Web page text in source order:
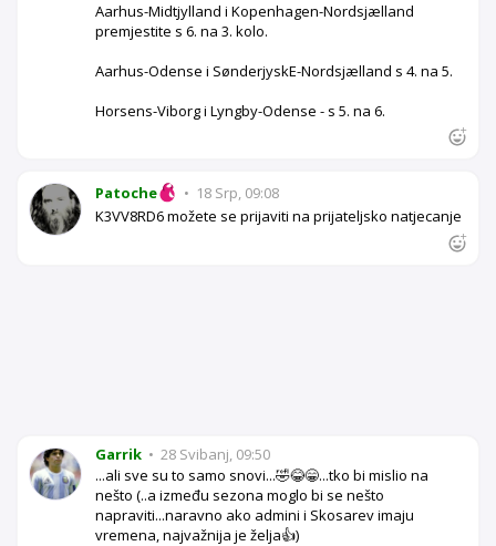
Aarhus-Midtjylland i Kopenhagen-Nordsjælland
premjestite s 6. na 3. kolo.
Aarhus-Odense i SønderjyskE-Nordsjælland s 4. na 5.
Horsens-Viborg i Lyngby-Odense - s 5. na 6.
Patoche • 18 Srp, 09:08
K3VV8RD6 možete se prijaviti na prijateljsko natjecanje
Garrik • 28 Svibanj, 09:50
...ali sve su to samo snovi...🤣😂😁...tko bi mislio na
nešto (..a između sezona moglo bi se nešto
napraviti...naravno ako admini i Skosarev imaju
vremena, najvažnija je želja👍)